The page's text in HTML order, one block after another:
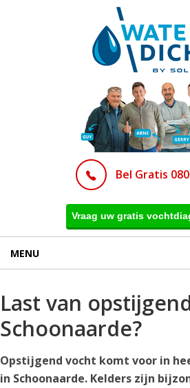
Bel Gratis
Vraag uw gratis
MENU
Last van
Schoonaarde?
Opstijgend vocht komt voor in
in Schoonaarde. Kelders zijn